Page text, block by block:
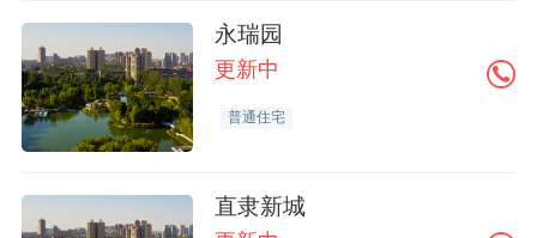
永瑞园
更新中
普通住宅
直隶新城